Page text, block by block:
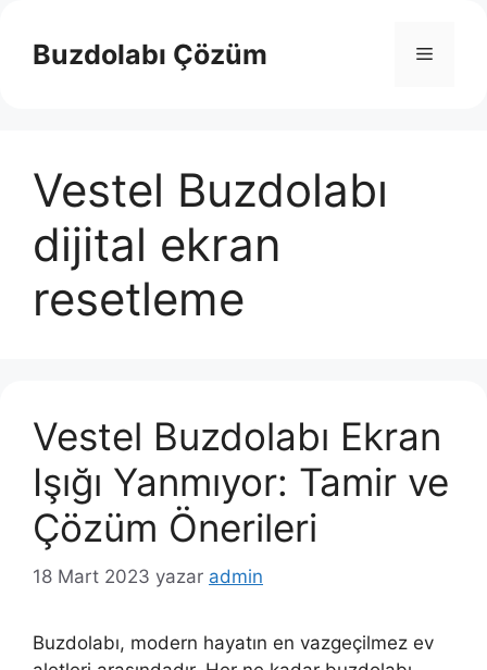
Buzdolabı Çözüm Menü
Vestel Buzdolabı
dijital ekran
resetleme
Vestel Buzdolabı Ekran
Işığı Yanmıyor: Tamir ve
Çözüm Önerileri
18 Mart 2023 yazar admin
Buzdolabı, modern hayatın en vazgeçilmez ev